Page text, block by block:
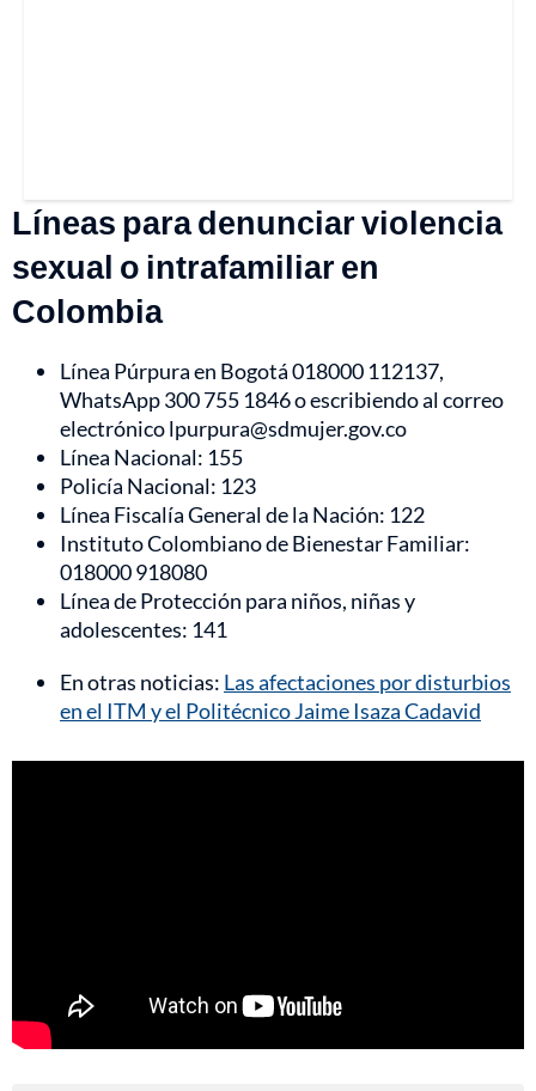
Líneas para denunciar violencia
sexual o intrafamiliar en
Colombia
Línea Púrpura en Bogotá 018000 112137,
WhatsApp 300 755 1846 o escribiendo al correo
electrónico lpurpura@sdmujer.gov.co
Línea Nacional: 155
Policía Nacional: 123
Línea Fiscalía General de la Nación: 122
Instituto Colombiano de Bienestar Familiar:
018000 918080
Línea de Protección para niños, niñas y
adolescentes: 141
En otras noticias: Las afectaciones por disturbios
en el ITM y el Politécnico Jaime Isaza Cadavid